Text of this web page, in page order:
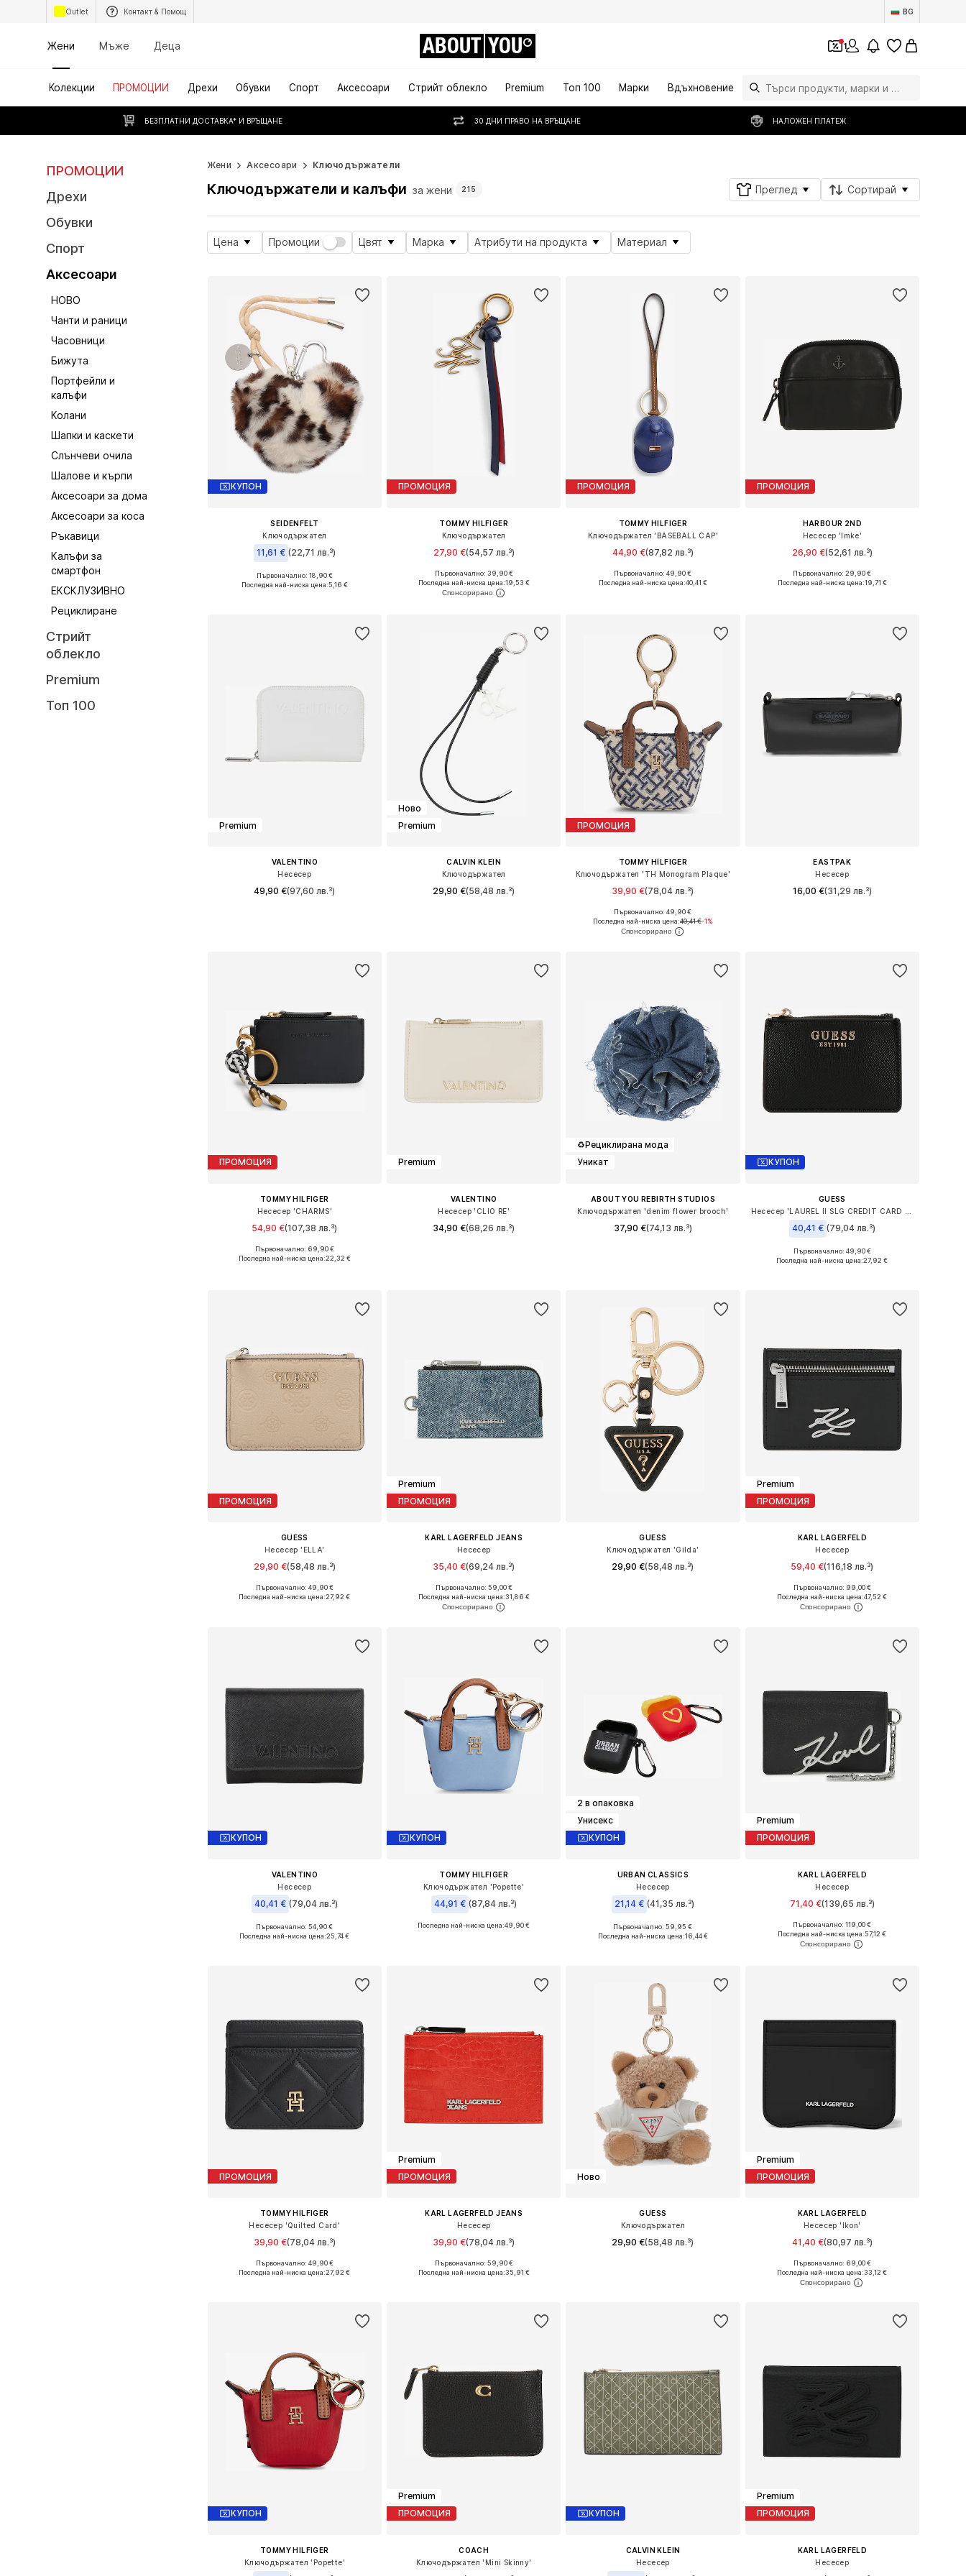
Outlet Контакт & Помощ BG
Жени Мъже Деца ABOUT YOU 1
Колекции ПРОМОЦИИ Дрехи Обувки Спорт Аксесоари Стрийт облекло Premium Топ 100 Марки Вдъхновение
БЕЗПЛАТНИ ДОСТАВКА* И ВРЪЩАНЕ 30 ДНИ ПРАВО НА ВРЪЩАНЕ НАЛОЖЕН ПЛАТЕЖ
ПРОМОЦИИ
Дрехи
Обувки
Спорт
Аксесоари
НОВО
Чанти и раници
Часовници
Бижута
Портфейли и
калъфи
Колани
Шапки и каскети
Слънчеви очила
Шалове и кърпи
Аксесоари за дома
Аксесоари за коса
Ръкавици
Калъфи за
смартфон
ЕКСКЛУЗИВНО
Рециклиране
Стрийт
облекло
Premium
Топ 100
Жени Аксесоари Ключодържатели
Ключодържатели и калъфи за жени 215 Преглед Сортирай
Цена Промоции Цвят Марка Атрибути на продукта Материал
КУПОН
SEIDENFELT
Ключодържател
11,61 € (22,71 лв.³)
Налични размери: One Size
Първоначално: 18,90 €
Последна най-ниска цена:5,16 €
ПРОМОЦИЯ
TOMMY HILFIGER
Ключодържател
27,90 €(54,57 лв.³)
Налични размери: One Size
Добави в кошницата
Първоначално: 39,90 €
Последна най-ниска цена:19,53 €
ПРОМОЦИЯ
TOMMY HILFIGER
Ключодържател 'BASEBALL CAP'
44,90 €(87,82 лв.³)
Налични размери: One Size
Първоначално: 49,90 €
Последна най-ниска цена:40,41 €
ПРОМОЦИЯ
HARBOUR 2ND
Несесер 'Imke'
26,90 €(52,61 лв.³)
Налични размери: One Size
Първоначално: 29,90 €
Последна най-ниска цена:19,71 €
Premium
VALENTINO
Несесер
49,90 €(97,60 лв.³)
Ново
Premium
CALVIN KLEIN
Ключодържател
29,90 €(58,48 лв.³)
ПРОМОЦИЯ
TOMMY HILFIGER
Ключодържател 'TH Monogram Plaque'
39,90 €(78,04 лв.³)
Налични размери: One Size
Добави в кошницата
Първоначално: 49,90 €
Последна най-ниска цена:40,41 €-1%
EASTPAK
Несесер
16,00 €(31,29 лв.³)
ПРОМОЦИЯ
TOMMY HILFIGER
Несесер 'CHARMS'
54,90 €(107,38 лв.³)
Налични размери: One Size
Първоначално: 69,90 €
Последна най-ниска цена:22,32 €
Premium
VALENTINO
Несесер 'CLIO RE'
34,90 €(68,26 лв.³)
♻️Рециклирана мода
Уникат
ABOUT YOU REBIRTH STUDIOS
Ключодържател 'denim flower brooch'
37,90 €(74,13 лв.³)
КУПОН
GUESS
40,41 € (79,04 лв.³)
Налични размери: One Size
Първоначално: 49,90 €
Последна най-ниска цена:27,92 €
ПРОМОЦИЯ
GUESS
Несесер 'ELLA'
29,90 €(58,48 лв.³)
Налични размери: One Size
Първоначално: 49,90 €
Последна най-ниска цена:27,92 €
Premium
ПРОМОЦИЯ
KARL LAGERFELD JEANS
Несесер
35,40 €(69,24 лв.³)
Налични размери: One Size
Добави в кошницата
Първоначално: 59,00 €
Последна най-ниска цена:31,86 €
GUESS
Ключодържател 'Gilda'
29,90 €(58,48 лв.³)
Premium
ПРОМОЦИЯ
KARL LAGERFELD
Несесер
59,40 €(116,18 лв.³)
Налични размери: One Size
Добави в кошницата
Първоначално: 99,00 €
Последна най-ниска цена:47,52 €
КУПОН
VALENTINO
Несесер
40,41 € (79,04 лв.³)
Налични размери: One Size
Първоначално: 54,90 €
Последна най-ниска цена:25,74 €
КУПОН
TOMMY HILFIGER
Ключодържател 'Popette'
44,91 € (87,84 лв.³)
Налични размери: One Size
Последна най-ниска цена:49,90 €
2 в опаковка
Унисекс
КУПОН
URBAN CLASSICS
Несесер
21,14 € (41,35 лв.³)
Налични размери: One Size
Първоначално: 59,95 €
Последна най-ниска цена:16,44 €
Premium
ПРОМОЦИЯ
KARL LAGERFELD
Несесер
71,40 €(139,65 лв.³)
Налични размери: One Size
Добави в кошницата
Първоначално: 119,00 €
Последна най-ниска цена:57,12 €
ПРОМОЦИЯ
TOMMY HILFIGER
Несесер 'Quilted Card'
39,90 €(78,04 лв.³)
Налични размери: One Size
Първоначално: 49,90 €
Последна най-ниска цена:27,92 €
Premium
ПРОМОЦИЯ
KARL LAGERFELD JEANS
Несесер
39,90 €(78,04 лв.³)
Налични размери: One Size
Първоначално: 59,90 €
Последна най-ниска цена:35,91 €
Ново
GUESS
Ключодържател
29,90 €(58,48 лв.³)
Premium
ПРОМОЦИЯ
KARL LAGERFELD
Несесер 'Ikon'
41,40 €(80,97 лв.³)
Налични размери: One Size
Добави в кошницата
Първоначално: 69,00 €
Последна най-ниска цена:33,12 €
КУПОН
TOMMY HILFIGER
Ключодържател 'Popette'
Premium
ПРОМОЦИЯ
COACH
Ключодържател 'Mini Skinny'
КУПОН
CALVIN KLEIN
Несесер
Premium
ПРОМОЦИЯ
KARL LAGERFELD
Несесер